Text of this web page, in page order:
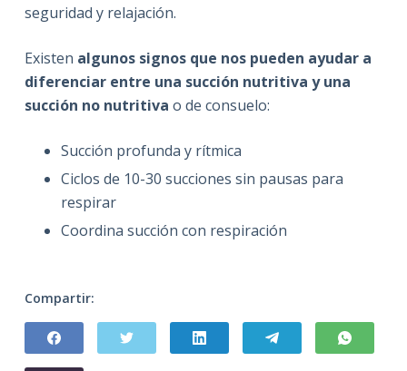
seguridad y relajación.
Existen algunos signos que nos pueden ayudar a
diferenciar entre una succión nutritiva y una
succión no nutritiva o de consuelo:
Succión profunda y rítmica
Ciclos de 10-30 succiones sin pausas para
respirar
Coordina succión con respiración
Compartir: